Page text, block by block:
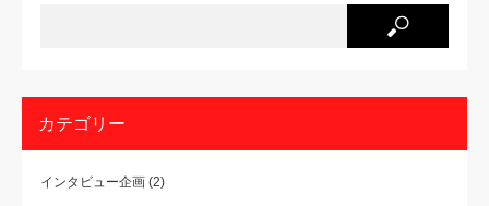
カテゴリー
インタビュー企画 (2)